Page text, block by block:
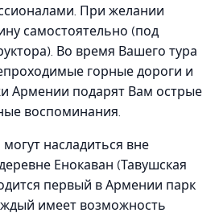
При желании
самостоятельно (под
Во время Вашего тура
горные дороги и
Армении подарят Вам острые
воспоминания.
насладиться вне
Енокаван (Тавушская
первый в Армении парк
имеет возможность